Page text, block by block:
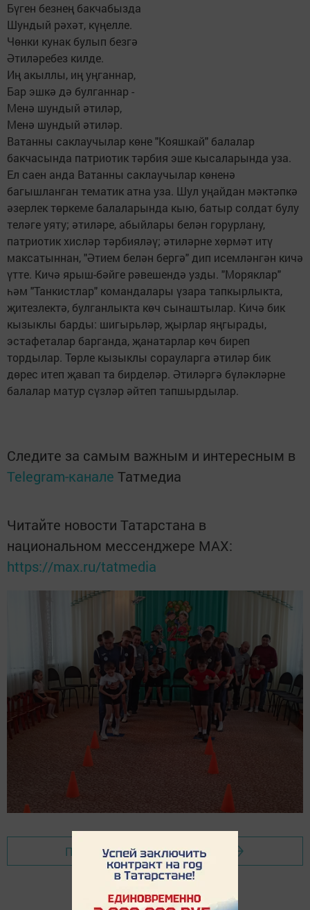
Бүген безнең бакчабызда
Шундый рәхәт, күңелле.
Чөнки кунак булып безгә
Әтиләребез килде.
Иң акыллы, иң уңганнар,
Бар эшкә дә булганнар -
Менә шундый әтиләр,
Менә шундый әтиләр.
Ватанны саклаучылар көне "Кояшкай" балалар
бакчасында патриотик тәрбия эше кысаларында уза.
Ел саен анда Ватанны саклаучылар көненә
багышланган тематик атна уза. Шул уңайдан мәктәпкә
әзерлек төркеме балаларында кыю, батыр солдат булу
теләге уяту; әтиләре, абыйлары белән горурлану,
патриотик хисләр тәрбияләү; әтиләрне хөрмәт итү
максатыннан, "Әтием белән бергә" дип исемләнгән кичә
үтте. Кичә ярыш-бәйге рәвешендә узды. "Моряклар"
һәм "Танкистлар" командалары үзара тапкырлыкта,
җитезлектә, булганлыкта көч сынаштылар. Кичә бик
кызыклы барды: шигырьләр, җырлар яңгырады,
эстафеталар барганда, җанатарлар көч биреп
тордылар. Төрле кызыклы сорауларга әтиләр бик
дөрес итеп җавап та бирделәр. Әтиләргә бүләкләрне
балалар матур сүзләр әйтеп тапшырдылар.
Следите за самым важным и интересным в
Telegram-канале Татмедиа
Читайте новости Татарстана в
национальном мессенджере MАХ:
https://max.ru/tatmedia
Перейти на страницу новости